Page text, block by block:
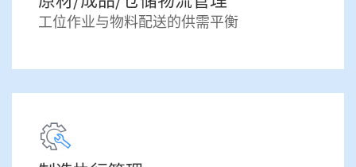
工位作业与物料配送的供需平衡